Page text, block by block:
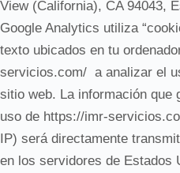
View (California), CA 94043,
Google Analytics utiliza
texto ubicados en tu
servicios.com/ a analizar el
sitio web. La información que
uso de https://imr-
IP) será directamente
en los servidores de Estados